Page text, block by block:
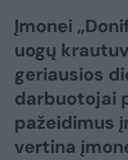
Įmonei
uogų
geriausios
darbuotojai
pažeidimus
vertina